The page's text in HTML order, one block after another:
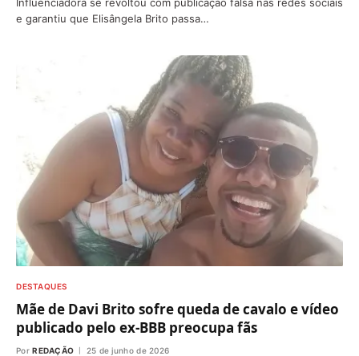
e garantiu que Elisângela Brito passa…
DESTAQUES
Mãe de Davi Brito sofre queda de cavalo e vídeo
publicado pelo ex-BBB preocupa fãs
Por REDAÇÃO 25 de junho de 2026